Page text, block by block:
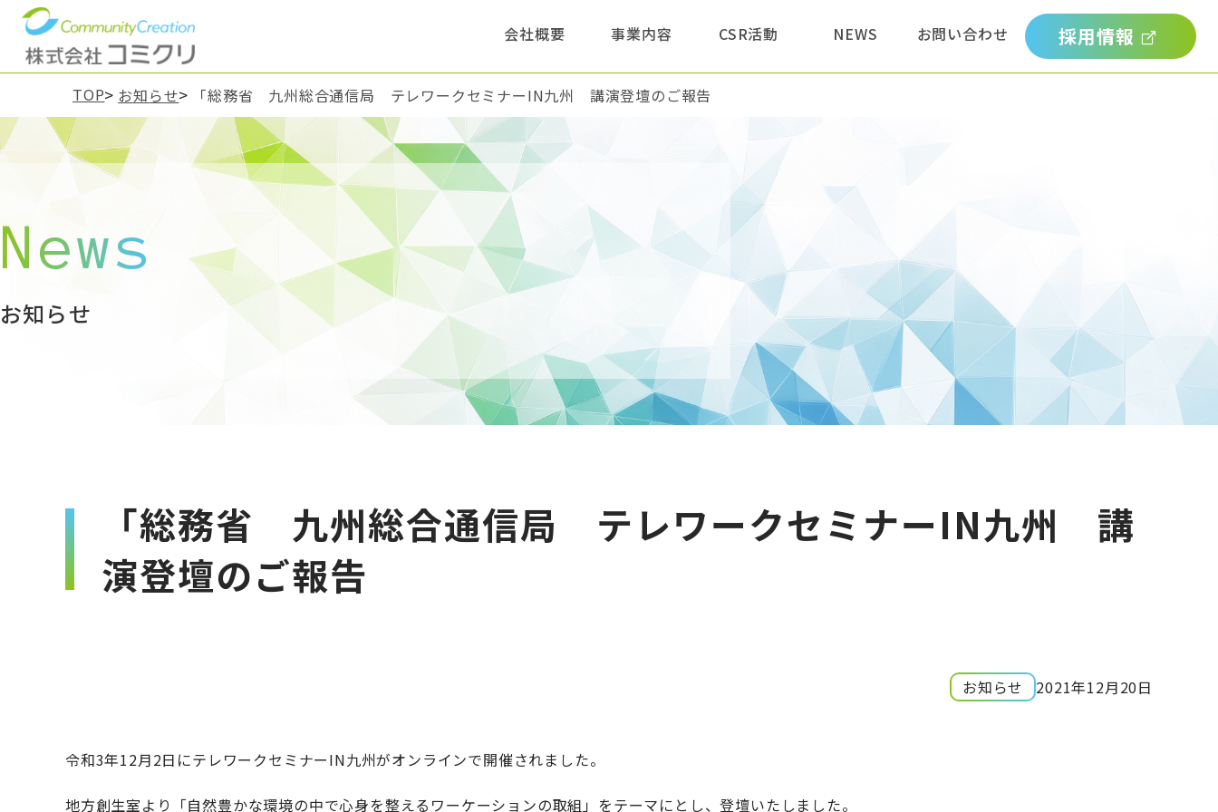
会社概要
事業内容 CSR活動 NEWS お問い合わせ 採用情報
TOP お知らせ 「総務省 九州総合通信局 テレワークセミナーIN九州 講演登壇のご報告
News
お知らせ
「総務省 九州総合通信局 テレワークセミナーIN九州 講
演登壇のご報告
お知らせ 2021年12月20日
令和3年12月2日にテレワークセミナーIN九州がオンラインで開催されました。
地方創生室より「自然豊かな環境の中で心身を整えるワーケーションの取組」をテーマにとし、登壇いたしました。